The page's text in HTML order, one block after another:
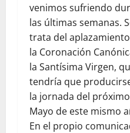
venimos sufriendo
las últimas semanas.
trata del
la Coronación
la Santísima Virgen,
tendría que
la jornada del
Mayo de este mismo
En el propio